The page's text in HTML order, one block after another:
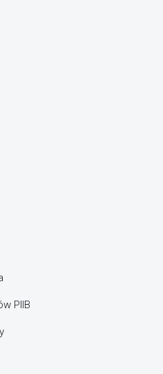
PIIB